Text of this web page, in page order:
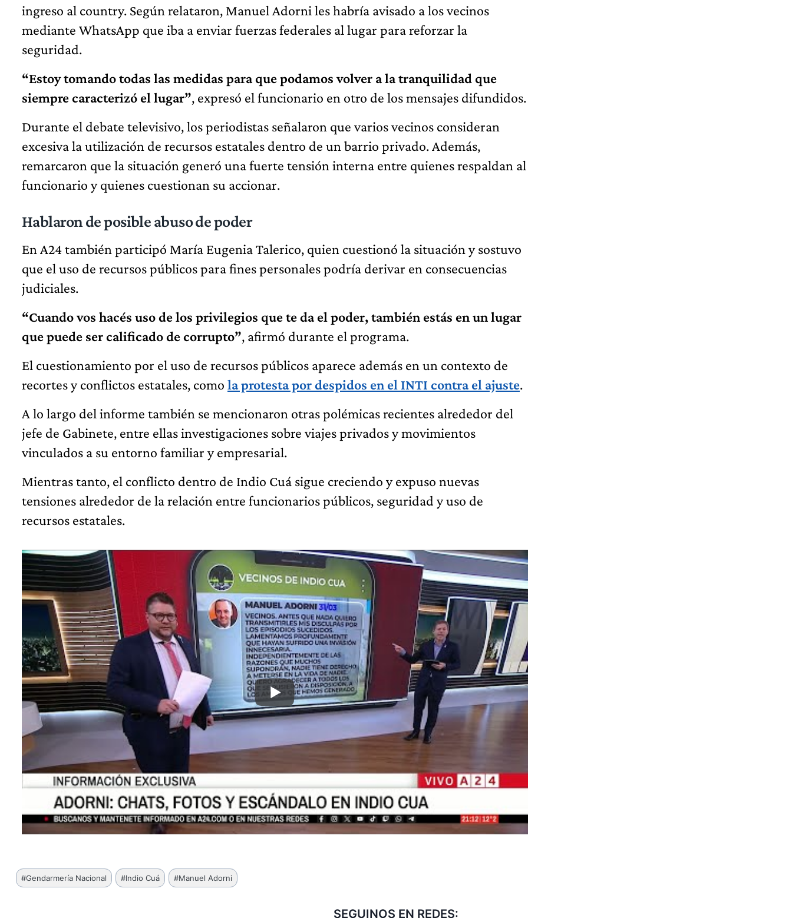
ingreso al country. Según relataron, Manuel Adorni les habría avisado a los vecinos
mediante WhatsApp que iba a enviar fuerzas federales al lugar para reforzar la
seguridad.
“Estoy tomando todas las medidas para que podamos volver a la tranquilidad que
siempre caracterizó el lugar”, expresó el funcionario en otro de los mensajes difundidos.
Durante el debate televisivo, los periodistas señalaron que varios vecinos consideran
excesiva la utilización de recursos estatales dentro de un barrio privado. Además,
remarcaron que la situación generó una fuerte tensión interna entre quienes respaldan al
funcionario y quienes cuestionan su accionar.
Hablaron de posible abuso de poder
En A24 también participó María Eugenia Talerico, quien cuestionó la situación y sostuvo
que el uso de recursos públicos para fines personales podría derivar en consecuencias
judiciales.
“Cuando vos hacés uso de los privilegios que te da el poder, también estás en un lugar
que puede ser calificado de corrupto”, afirmó durante el programa.
El cuestionamiento por el uso de recursos públicos aparece además en un contexto de
recortes y conflictos estatales, como la protesta por despidos en el INTI contra el ajuste.
A lo largo del informe también se mencionaron otras polémicas recientes alrededor del
jefe de Gabinete, entre ellas investigaciones sobre viajes privados y movimientos
vinculados a su entorno familiar y empresarial.
Mientras tanto, el conflicto dentro de Indio Cuá sigue creciendo y expuso nuevas
tensiones alrededor de la relación entre funcionarios públicos, seguridad y uso de
recursos estatales.
Etiquetas
de
#Gendarmería Nacional #Indio Cuá #Manuel Adorni
SEGUINOS EN REDES: